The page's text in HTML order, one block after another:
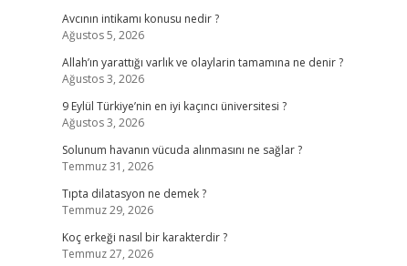
Avcının intikamı konusu nedir ?
Ağustos 5, 2026
Allah’ın yarattığı varlık ve olaylarin tamamına ne denir ?
Ağustos 3, 2026
9 Eylül Türkiye’nin en iyi kaçıncı üniversitesi ?
Ağustos 3, 2026
Solunum havanın vücuda alınmasını ne sağlar ?
Temmuz 31, 2026
Tıpta dilatasyon ne demek ?
Temmuz 29, 2026
Koç erkeği nasıl bir karakterdir ?
Temmuz 27, 2026